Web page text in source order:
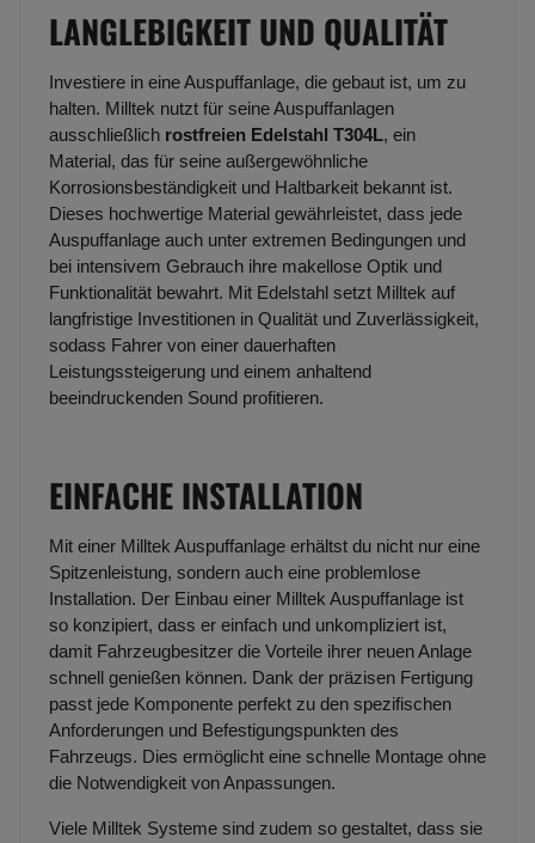
LANGLEBIGKEIT UND QUALITÄT
Investiere in eine Auspuffanlage, die gebaut ist, um zu
halten. Milltek nutzt für seine Auspuffanlagen
ausschließlich rostfreien Edelstahl T304L, ein
Material, das für seine außergewöhnliche
Korrosionsbeständigkeit und Haltbarkeit bekannt ist.
Dieses hochwertige Material gewährleistet, dass jede
Auspuffanlage auch unter extremen Bedingungen und
bei intensivem Gebrauch ihre makellose Optik und
Funktionalität bewahrt. Mit Edelstahl setzt Milltek auf
langfristige Investitionen in Qualität und Zuverlässigkeit,
sodass Fahrer von einer dauerhaften
Leistungssteigerung und einem anhaltend
beeindruckenden Sound profitieren.
EINFACHE INSTALLATION
Mit einer Milltek Auspuffanlage erhältst du nicht nur eine
Spitzenleistung, sondern auch eine problemlose
Installation. Der Einbau einer Milltek Auspuffanlage ist
so konzipiert, dass er einfach und unkompliziert ist,
damit Fahrzeugbesitzer die Vorteile ihrer neuen Anlage
schnell genießen können. Dank der präzisen Fertigung
passt jede Komponente perfekt zu den spezifischen
Anforderungen und Befestigungspunkten des
Fahrzeugs. Dies ermöglicht eine schnelle Montage ohne
die Notwendigkeit von Anpassungen.
Viele Milltek Systeme sind zudem so gestaltet, dass sie